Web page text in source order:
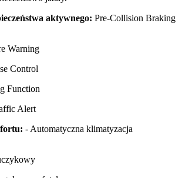
aktywnego: Pre-Collision Braking
Warning
Control
Function
Alert
- Automatyczna klimatyzacja